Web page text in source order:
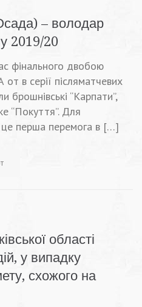
– володар
2019/20
фінального двобою
в серії післяматчевих
брошнівські “Карпати”,
“Покуття”. Для
це перша перемога в […]
області
у випадку
схожого на